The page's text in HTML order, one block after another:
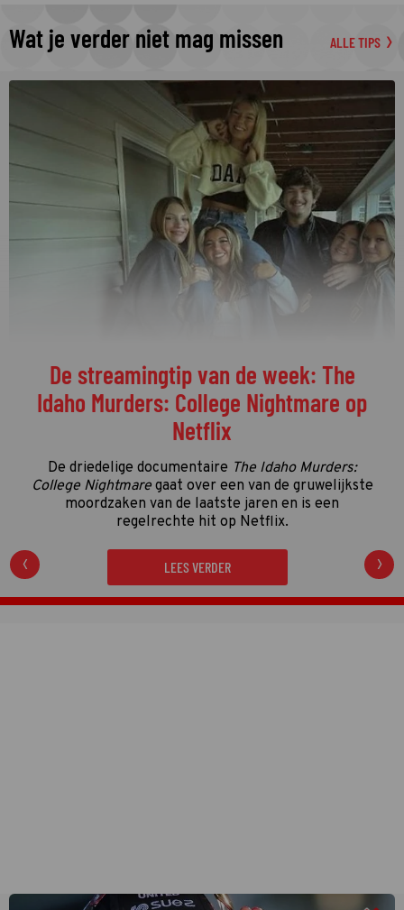
Wat je verder niet mag missen ALLE TIPS
De streamingtip van de week: The
Idaho Murders: College Nightmare op
Netflix
De driedelige documentaire The Idaho Murders:
College Nightmaregaat over een van de gruwelijkste
moordzaken van de laatste jaren en is een
regelrechte hit op Netflix.
LEES VERDER